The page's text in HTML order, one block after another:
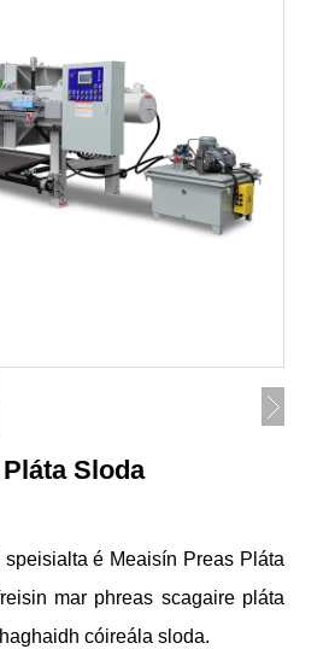
Sloda
speisialta é Meaisín Preas Pláta
mar phreas scagaire pláta
cóireála sloda.